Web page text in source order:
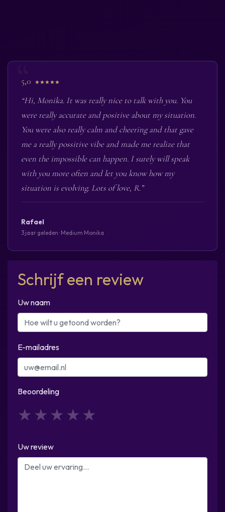
5,0 ★★★★★
“Hi, Monika. It was really nice to talk with you. You
were really accurate and positive about my situation.
You were also really calm and cheering and that gave
me a really possitive vibe and made me realize that
even the impossible can happen. I surely will speak
with you more often and let you know how my
situation is evolving. Lots of love, R.”
Rafael
3 jaar geleden · Medium Monika
Schrijf een review
Uw naam
E-mailadres
Beoordeling
4
3
2
1
Uw review